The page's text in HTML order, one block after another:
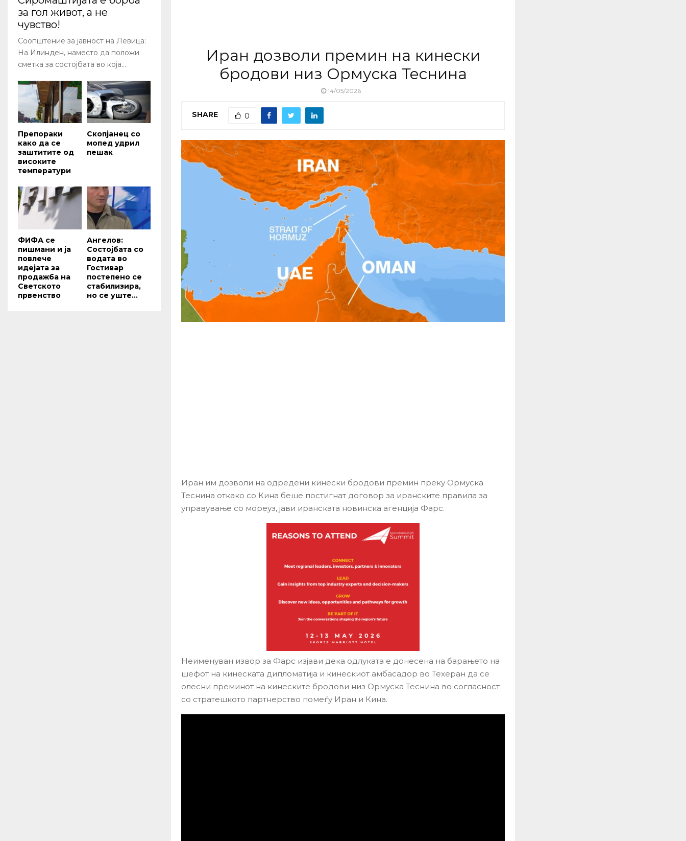
Иран дозволи премин на кинески
бродови низ Ормуска Теснина
14/05/2026
SHARE 0
Иран им дозволи на одредени кинески бродови премин преку Ормуска
Теснина откако со Кина беше постигнат договор за иранските правила за
управување со мореуз, јави иранската новинска агенција Фарс.
Неименуван извор за Фарс изјави дека одлуката е донесена на барањето на
шефот на кинеската дипломатија и кинескиот амбасадор во Техеран да се
олесни преминот на кинеските бродови низ Ормуска Теснина во согласност
со стратешкото партнерство помеѓу Иран и Кина.
за гол живот, а не
чувство!
Соопштение за јавност на Левица:
На Илинден, наместо да положи
сметка за состојбата во која...
Препораки
како да се
заштитите од
високите
температури
Скопјанец со
мопед удрил
пешак
ФИФА се
пишмани и ја
повлече
идејата за
продажба на
Светското
првенство
Ангелов:
Состојбата со
водата во
Гостивар
постепено се
стабилизира,
но се уште...